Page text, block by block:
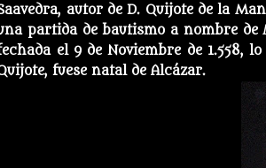
autor de D. Quijote de la
partida de bautismo a nombre de
el 9 de Noviembre de 1.558,
fuese natal de Alcázar.